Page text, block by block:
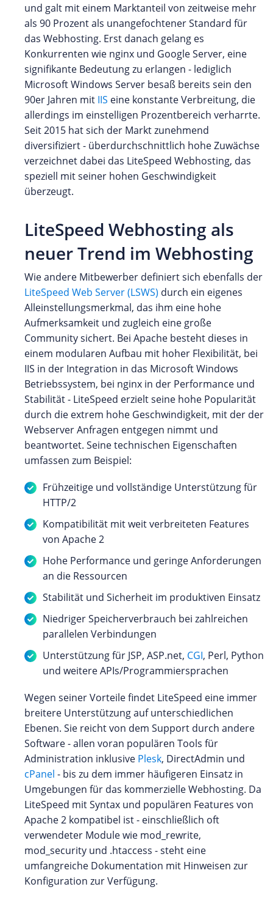
und galt mit einem Marktanteil von zeitweise mehr
als 90 Prozent als unangefochtener Standard für
das Webhosting. Erst danach gelang es
Konkurrenten wie nginx und Google Server, eine
signifikante Bedeutung zu erlangen - lediglich
Microsoft Windows Server besaß bereits sein den
90er Jahren mit IIS eine konstante Verbreitung, die
allerdings im einstelligen Prozentbereich verharrte.
Seit 2015 hat sich der Markt zunehmend
diversifiziert - überdurchschnittlich hohe Zuwächse
verzeichnet dabei das LiteSpeed Webhosting, das
speziell mit seiner hohen Geschwindigkeit
überzeugt.
LiteSpeed Webhosting als
neuer Trend im Webhosting
Wie andere Mitbewerber definiert sich ebenfalls der
LiteSpeed Web Server (LSWS) durch ein eigenes
Alleinstellungsmerkmal, das ihm eine hohe
Aufmerksamkeit und zugleich eine große
Community sichert. Bei Apache besteht dieses in
einem modularen Aufbau mit hoher Flexibilität, bei
IIS in der Integration in das Microsoft Windows
Betriebssystem, bei nginx in der Performance und
Stabilität - LiteSpeed erzielt seine hohe Popularität
durch die extrem hohe Geschwindigkeit, mit der der
Webserver Anfragen entgegen nimmt und
beantwortet. Seine technischen Eigenschaften
umfassen zum Beispiel:
Frühzeitige und vollständige Unterstützung für
HTTP/2
Kompatibilität mit weit verbreiteten Features
von Apache 2
Hohe Performance und geringe Anforderungen
an die Ressourcen
Stabilität und Sicherheit im produktiven Einsatz
Niedriger Speicherverbrauch bei zahlreichen
parallelen Verbindungen
Unterstützung für JSP, ASP.net, CGI, Perl, Python
und weitere APIs/Programmiersprachen
Wegen seiner Vorteile findet LiteSpeed eine immer
breitere Unterstützung auf unterschiedlichen
Ebenen. Sie reicht von dem Support durch andere
Software - allen voran populären Tools für
Administration inklusive Plesk, DirectAdmin und
cPanel - bis zu dem immer häufigeren Einsatz in
Umgebungen für das kommerzielle Webhosting. Da
LiteSpeed mit Syntax und populären Features von
Apache 2 kompatibel ist - einschließlich oft
verwendeter Module wie mod_rewrite,
mod_security und .htaccess - steht eine
umfangreiche Dokumentation mit Hinweisen zur
Konfiguration zur Verfügung.